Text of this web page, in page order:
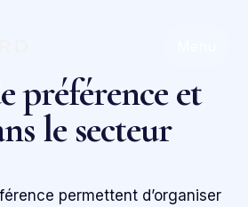
préférence et
le secteur
permettent d’organiser